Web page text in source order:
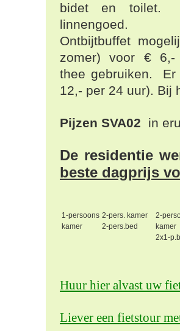
bidet en toilet.
linnengoed.
Ontbijtbuffet
zomer) voor €
thee gebruiken. Er
12,- per 24 uur). Bij
Pijzen SVA02 in
De residentie
beste dagprijs
1-persoons
kamer
2-pers. kamer
2-pers.bed
2-
kamer
2x1-
Huur hier alvast uw
Liever een fietstour